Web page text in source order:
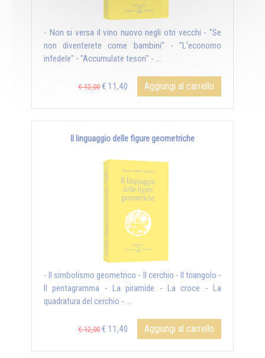
- Non si versa il vino nuovo negli otri vecchi - "Se
non diventerete come bambini" - "L’economo
infedele" - "Accumulate tesori" - ...
€ 12,00 € 11,40 Aggiungi al carrello
Il linguaggio delle figure geometriche
- Il simbolismo geometrico - Il cerchio - Il triangolo -
Il pentagramma - La piramide - La croce - La
quadratura del cerchio - ...
€ 12,00 € 11,40 Aggiungi al carrello